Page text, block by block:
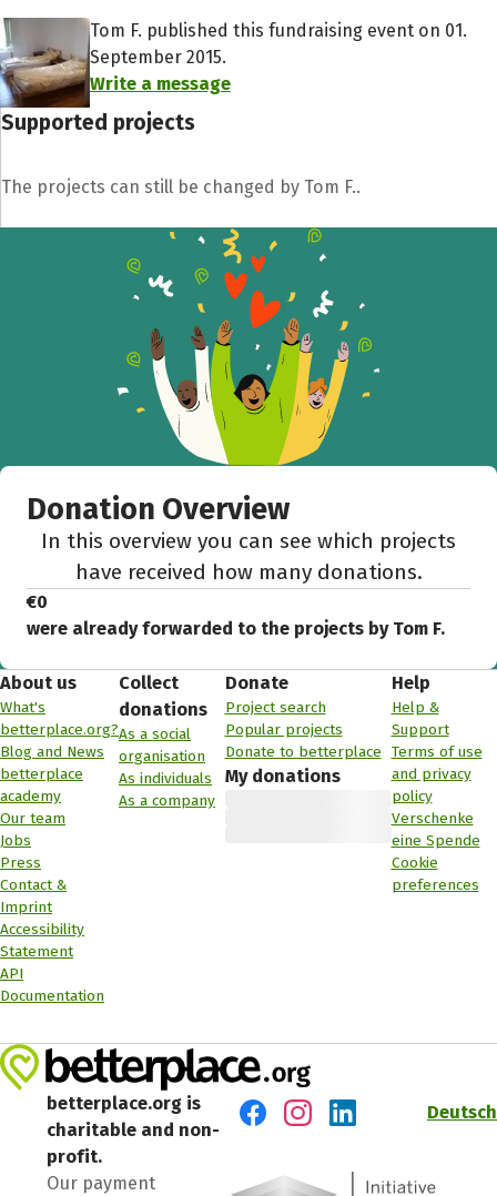
Tom F. published this fundraising event on 01.
September 2015.
Write a message
Supported projects
The projects can still be changed by Tom F..
Donation Overview
In this overview you can see which projects
have received how many donations.
€0
were already forwarded to the projects by Tom F.
Help to collect more donations!
About us
What's
betterplace.org?
Blog and News
betterplace
academy
Our team
Jobs
Press
Contact &
Imprint
Accessibility
Statement
API
Documentation
Collect
donations
As a social
organisation
As individuals
As a company
Donate
Project search
Popular projects
Donate to betterplace
My donations
Help
Help &
Support
Terms of use
and privacy
policy
Verschenke
eine Spende
Cookie
preferences
betterplace.org is
charitable and non-
profit.
Our payment
Deutsch